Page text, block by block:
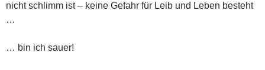
nicht schlimm ist – keine Gefahr für Leib und Leben besteht
…
… bin ich sauer!